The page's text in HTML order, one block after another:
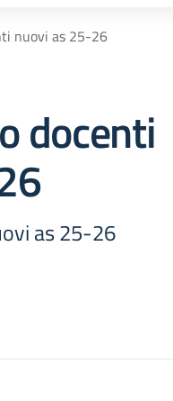
nuovi as 25-26
docenti
as 25-26